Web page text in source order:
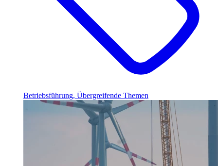
Betriebsführung, Übergreifende Themen